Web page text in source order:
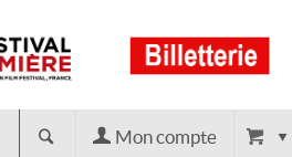
Mon compte